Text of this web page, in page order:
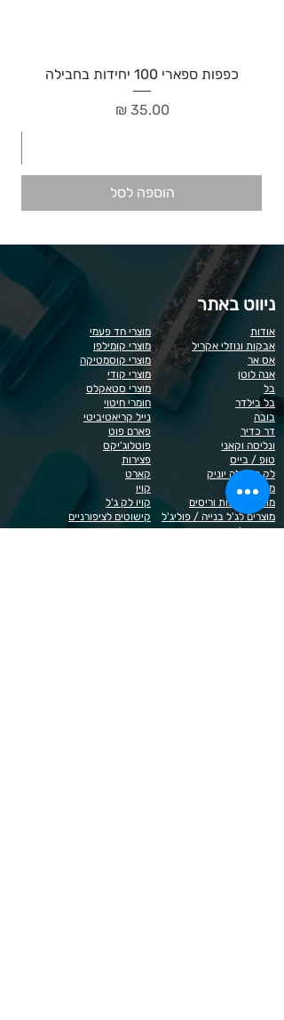
כפפות ספארי 100 יחידות בחבילה
מחיר‏35.00 ‏₪
הוספה לסל
ניווט באתר
מוצרי חד פעמי
מוצרי קומילפו
מוצרי קוסמטיקה
מוצרי קודי
מוצרי סטאקלס
חומרי חיטוי
נייל קריאטיביטי
פארם פוט
פוטלוג'יקס
פצירות
קארט
קויו
קויו לק ג'ל
קישוטים לציפורניים
ריהוט
אודות
אבקות ונוזלי אקריל
אס אר
אנה לוטן
בל
בל בילדר
בובה
דר כדיר
ונליסה וקאני
טופ / בייס
לק רגיל לה יוניק
מבצעים
מוצרים לגבות וריסים
מוצרים לג'ל בנייה / פוליג'ל
מוצרים להסרת שיער